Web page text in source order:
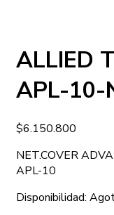
ALLIED
APL-10-
$6.150.800
NET.COVER
APL-10
Disponibilidad: